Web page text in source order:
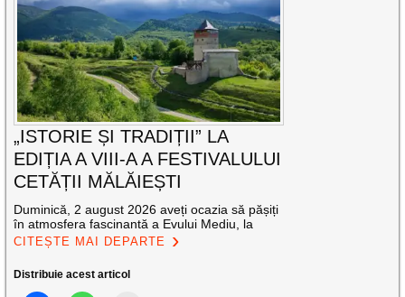
„ISTORIE ȘI TRADIȚII” LA
EDIȚIA A VIII-A A FESTIVALULUI
CETĂȚII MĂLĂIEȘTI
Duminică, 2 august 2026 aveți ocazia să pășiți
în atmosfera fascinantă a Evului Mediu, la
CITEȘTE MAI DEPARTE
Distribuie acest articol